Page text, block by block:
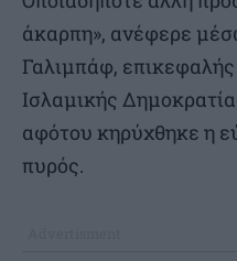
άκαρπη», ανέφερε
Γαλιμπάφ,
Ισλαμικής
αφότου κηρύχθηκε η
πυρός.